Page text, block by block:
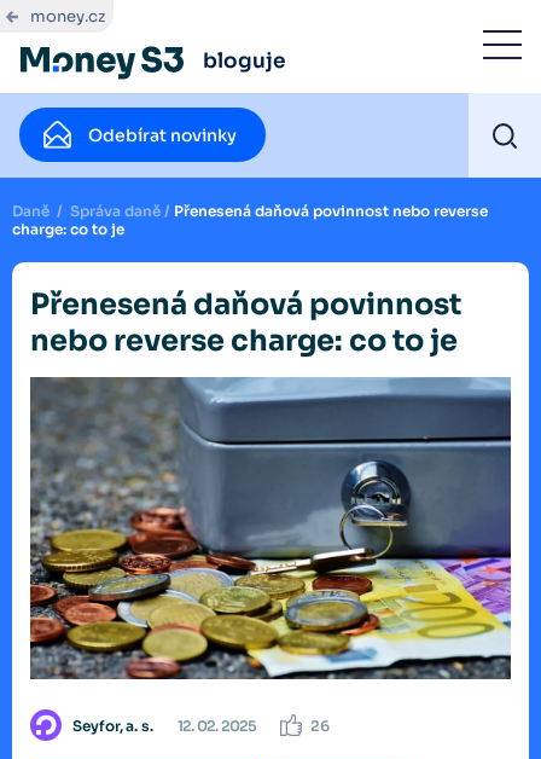
money.cz
bloguje
Odebírat novinky
Daně / Správa daně / Přenesená daňová povinnost nebo reverse
charge: co to je
Přenesená daňová povinnost
nebo reverse charge: co to je
Seyfor, a. s. 12. 02. 2025 26